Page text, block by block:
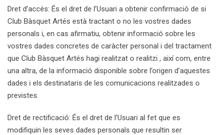
Dret d’accés: És el dret de l’Usuari a obtenir confirmació de si
Club Bàsquet Artés està tractant o no les vostres dades
personals i, en cas afirmatiu, obtenir informació sobre les
vostres dades concretes de caràcter personal i del tractament
que Club Bàsquet Artés hagi realitzat o realitzi , així com, entre
una altra, de la informació disponible sobre l’origen d’aquestes
dades i els destinataris de les comunicacions realitzades o
previstes.
Dret de rectificació: És el dret de l’Usuari al fet que es
modifiquin les seves dades personals que resultin ser